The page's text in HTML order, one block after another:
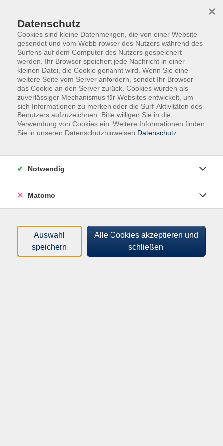
Karussell
Text 1
Datenschutz
Cookies sind kleine Datenmengen, die von einer Website
gesendet und vom Webb rowser des Nutzers während des
Surfens auf dem Computer des Nutzers gespeichert
werden. Ihr Browser speichert jede Nachricht in einer
kleinen Datei, die Cookie genannt wird. Wenn Sie eine
weitere Seite vom Server anfordern, sendet Ihr Browser
das Cookie an den Server zurück. Cookies wurden als
zuverlässiger Mechanismus für Websites entwickelt, um
sich Informationen zu merken oder die Surf-Aktivitäten des
Benutzers aufzuzeichnen. Bitte willigen Sie in die
Verwendung von Cookies ein. Weitere Informationen finden
Sie in unseren Datenschutzhinweisen. Datenschutz
×
Notwendig
Matomo
Auswahl
speichern
Alle Cookies akzeptieren und
schließen